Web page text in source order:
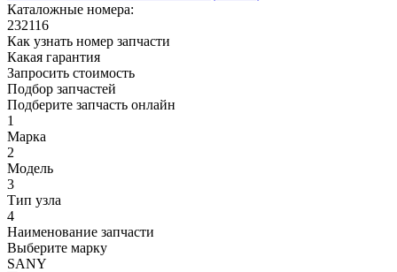
Каталожные номера:
232116
Как узнать номер запчасти
Какая гарантия
Запросить стоимость
Подбор запчастей
Подберите запчасть онлайн
1
Марка
2
Модель
3
Тип узла
4
Наименование запчасти
Выберите марку
SANY